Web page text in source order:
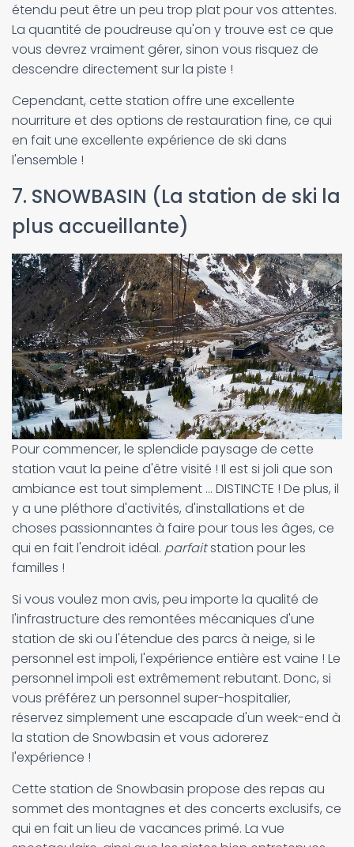
étendu peut être un peu trop plat pour vos attentes.
La quantité de poudreuse qu'on y trouve est ce que
vous devrez vraiment gérer, sinon vous risquez de
descendre directement sur la piste !
Cependant, cette station offre une excellente
nourriture et des options de restauration fine, ce qui
en fait une excellente expérience de ski dans
l'ensemble !
7. SNOWBASIN (La station de ski la
plus accueillante)
Pour commencer, le splendide paysage de cette
station vaut la peine d'être visité ! Il est si joli que son
ambiance est tout simplement ... DISTINCTE ! De plus, il
y a une pléthore d'activités, d'installations et de
choses passionnantes à faire pour tous les âges, ce
qui en fait l'endroit idéal. parfaitstation pour les
familles !
Si vous voulez mon avis, peu importe la qualité de
l'infrastructure des remontées mécaniques d'une
station de ski ou l'étendue des parcs à neige, si le
personnel est impoli, l'expérience entière est vaine ! Le
personnel impoli est extrêmement rebutant. Donc, si
vous préférez un personnel super-hospitalier,
réservez simplement une escapade d'un week-end à
la station de Snowbasin et vous adorerez
l'expérience !
Cette station de Snowbasin propose des repas au
sommet des montagnes et des concerts exclusifs, ce
qui en fait un lieu de vacances primé. La vue